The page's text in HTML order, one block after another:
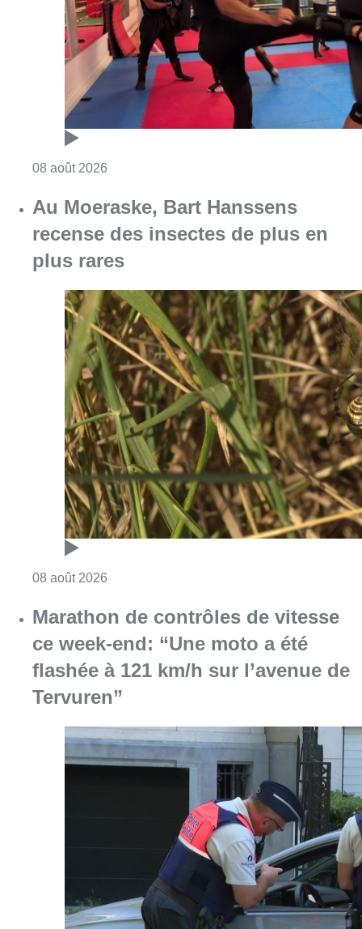
recense des insectes de plus en
plus rares
08 août 2026Consulter l'article "Au Moeraske, Bart
Marathon de contrôles de vitesse
ce week-end: “Une moto a été
flashée à 121 km/h sur l’avenue de
Tervuren”
Consulter l'article "Marathon de contrôles
L’Union Saint-Gilloise attire
Bertram Kvist, milieu danois de 21
ans qui renforce les U23